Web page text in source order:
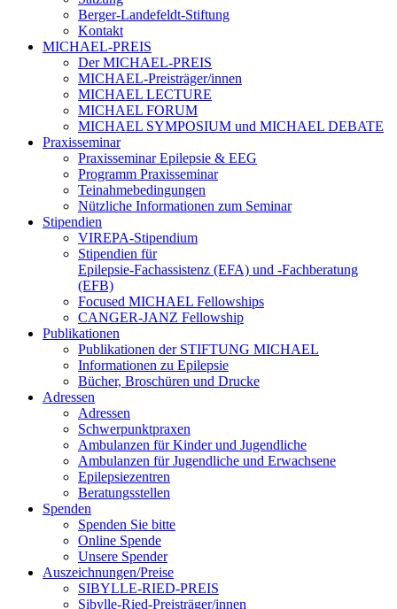
Berger-Landefeldt-Stiftung
Kontakt
MICHAEL-PREIS
Der MICHAEL-PREIS
MICHAEL-Preisträger/innen
MICHAEL LECTURE
MICHAEL FORUM
MICHAEL SYMPOSIUM und MICHAEL DEBATE
Praxisseminar
Praxisseminar Epilepsie & EEG
Programm Praxisseminar
Teinahmebedingungen
Nützliche Informationen zum Seminar
Stipendien
VIREPA-Stipendium
Stipendien für
Epilepsie-Fachassistenz (EFA) und -Fachberatung
(EFB)
Focused MICHAEL Fellowships
CANGER-JANZ Fellowship
Publikationen
Publikationen der STIFTUNG MICHAEL
Informationen zu Epilepsie
Bücher, Broschüren und Drucke
Adressen
Adressen
Schwerpunktpraxen
Ambulanzen für Kinder und Jugendliche
Ambulanzen für Jugendliche und Erwachsene
Epilepsiezentren
Beratungsstellen
Spenden
Spenden Sie bitte
Online Spende
Unsere Spender
Auszeichnungen/Preise
SIBYLLE-RIED-PREIS
Sibylle-Ried-Preisträger/innen